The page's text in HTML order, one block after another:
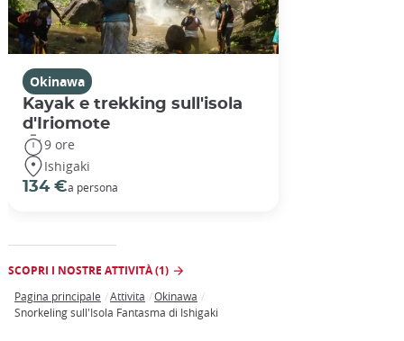
Okinawa
Kayak e trekking sull'isola
d'Iriomote
9 ore
Ishigaki
134 €a persona
SCOPRI I NOSTRE ATTIVITÀ (1)
Breadcrumb
Pagina principale Attivita
Okinawa
Snorkeling sull'Isola Fantasma di Ishigaki